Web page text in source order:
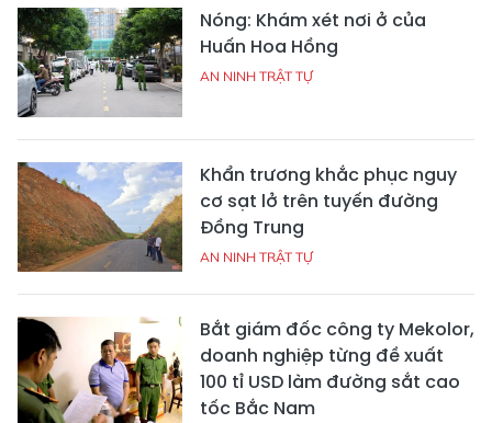
Nóng: Khám xét nơi ở của
Huấn Hoa Hồng
AN NINH TRẬT TỰ
Khẩn trương khắc phục nguy
cơ sạt lở trên tuyến đường
Đồng Trung
AN NINH TRẬT TỰ
Bắt giám đốc công ty Mekolor,
doanh nghiệp từng đề xuất
100 tỉ USD làm đường sắt cao
tốc Bắc Nam